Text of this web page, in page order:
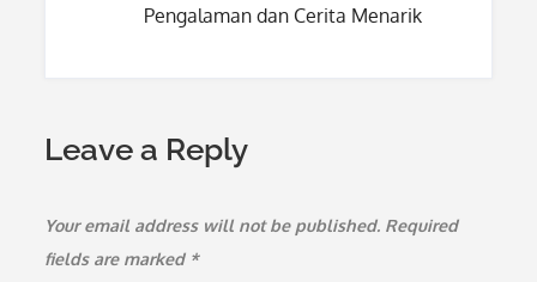
Pengalaman dan Cerita Menarik
Leave a Reply
Your email address will not be published. Required
fields are marked *